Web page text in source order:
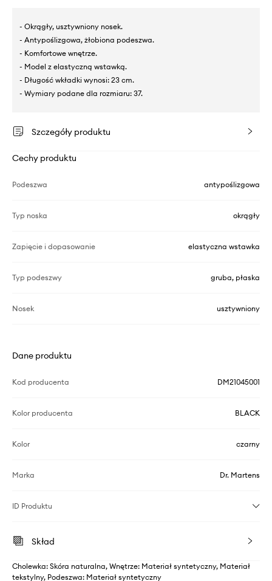
- Okrągły, usztywniony nosek.
- Antypoślizgowa, żłobiona podeszwa.
- Komfortowe wnętrze.
- Model z elastyczną wstawką.
- Długość wkładki wynosi: 23 cm.
- Wymiary podane dla rozmiaru: 37.
Szczegóły produktu
Cechy produktu
Podeszwa antypoślizgowa
Typ noska okrągły
Zapięcie i dopasowanie elastyczna wstawka
Typ podeszwy gruba, płaska
Nosek usztywniony
Dane produktu
Kod producenta DM21045001
Kolor producenta BLACK
Kolor czarny
Marka Dr. Martens
ID Produktu
Skład
Cholewka: Skóra naturalna, Wnętrze: Materiał syntetyczny, Materiał
tekstylny, Podeszwa: Materiał syntetyczny